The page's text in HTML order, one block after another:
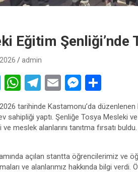
Eğitim Şenliği’nde
admin
T
wi
tt
er
W
h
at
s
p
T
el
e
gr
m
E
ail
M
es
se
n
er
h
ar
e
tarihinde Kastamonu’da
sahipliği yaptı. Şenliğe Tosya Mesleki
meslek alanlarını tanıtma fırsatı buldu.
açılan stantta öğrencilerimiz ve
ve alanlarımız hakkında bilgi